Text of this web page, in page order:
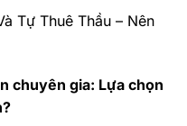
chuyên gia: Lựa chọn